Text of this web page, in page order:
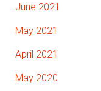
June 2021
May 2021
April 2021
May 2020